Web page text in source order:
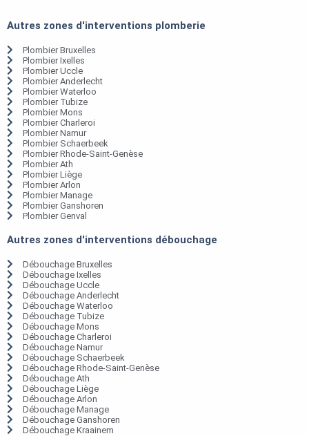
Autres zones d'interventions plomberie
Plombier Bruxelles
Plombier Ixelles
Plombier Uccle
Plombier Anderlecht
Plombier Waterloo
Plombier Tubize
Plombier Mons
Plombier Charleroi
Plombier Namur
Plombier Schaerbeek
Plombier Rhode-Saint-Genèse
Plombier Ath
Plombier Liège
Plombier Arlon
Plombier Manage
Plombier Ganshoren
Plombier Genval
Autres zones d'interventions débouchage
Débouchage Bruxelles
Débouchage Ixelles
Débouchage Uccle
Débouchage Anderlecht
Débouchage Waterloo
Débouchage Tubize
Débouchage Mons
Débouchage Charleroi
Débouchage Namur
Débouchage Schaerbeek
Débouchage Rhode-Saint-Genèse
Débouchage Ath
Débouchage Liège
Débouchage Arlon
Débouchage Manage
Débouchage Ganshoren
Débouchage Kraainem